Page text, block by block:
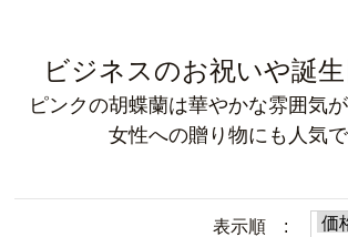
ビジネスのお祝いや誕
ピンクの胡蝶蘭は華やかな雰囲気が
女性への贈り物にも人気で
表示順 :